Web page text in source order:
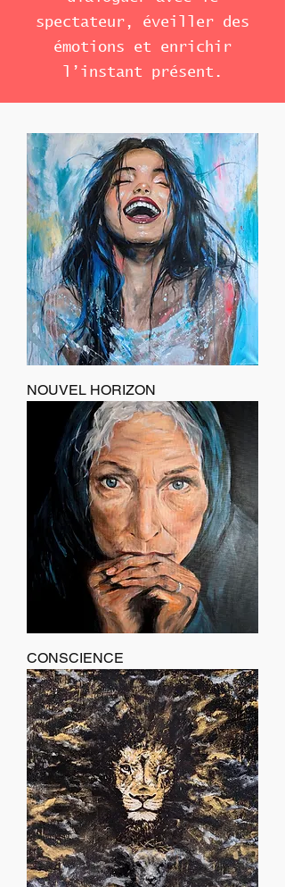
spectateur, éveiller des
émotions et enrichir
l’instant présent.
NOUVEL HORIZON
CONSCIENCE